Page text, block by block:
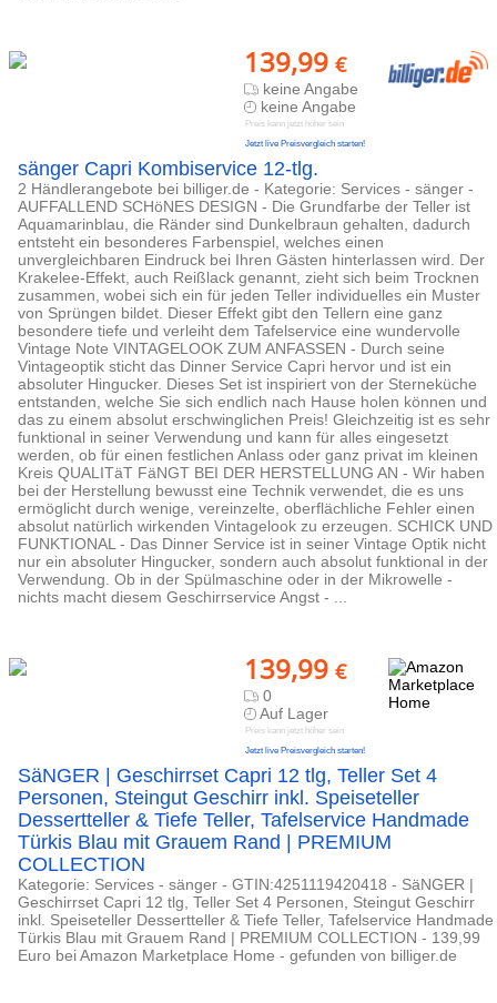
139,99 €
keine Angabe
keine Angabe
Preis kann jetzt höher sein
Jetzt live Preisvergleich starten!
sänger Capri Kombiservice 12-tlg.
2 Händlerangebote bei billiger.de - Kategorie: Services - sänger -
AUFFALLEND SCHöNES DESIGN - Die Grundfarbe der Teller ist
Aquamarinblau, die Ränder sind Dunkelbraun gehalten, dadurch
entsteht ein besonderes Farbenspiel, welches einen
unvergleichbaren Eindruck bei Ihren Gästen hinterlassen wird. Der
Krakelee-Effekt, auch Reißlack genannt, zieht sich beim Trocknen
zusammen, wobei sich ein für jeden Teller individuelles ein Muster
von Sprüngen bildet. Dieser Effekt gibt den Tellern eine ganz
besondere tiefe und verleiht dem Tafelservice eine wundervolle
Vintage Note VINTAGELOOK ZUM ANFASSEN - Durch seine
Vintageoptik sticht das Dinner Service Capri hervor und ist ein
absoluter Hingucker. Dieses Set ist inspiriert von der Sterneküche
entstanden, welche Sie sich endlich nach Hause holen können und
das zu einem absolut erschwinglichen Preis! Gleichzeitig ist es sehr
funktional in seiner Verwendung und kann für alles eingesetzt
werden, ob für einen festlichen Anlass oder ganz privat im kleinen
Kreis QUALITäT FäNGT BEI DER HERSTELLUNG AN - Wir haben
bei der Herstellung bewusst eine Technik verwendet, die es uns
ermöglicht durch wenige, vereinzelte, oberflächliche Fehler einen
absolut natürlich wirkenden Vintagelook zu erzeugen. SCHICK UND
FUNKTIONAL - Das Dinner Service ist in seiner Vintage Optik nicht
nur ein absoluter Hingucker, sondern auch absolut funktional in der
Verwendung. Ob in der Spülmaschine oder in der Mikrowelle -
nichts macht diesem Geschirrservice Angst - ...
139,99 €
0
Auf Lager
Preis kann jetzt höher sein
Jetzt live Preisvergleich starten!
SäNGER | Geschirrset Capri 12 tlg, Teller Set 4
Personen, Steingut Geschirr inkl. Speiseteller
Dessertteller & Tiefe Teller, Tafelservice Handmade
Türkis Blau mit Grauem Rand | PREMIUM
COLLECTION
Kategorie: Services - sänger - GTIN:4251119420418 - SäNGER |
Geschirrset Capri 12 tlg, Teller Set 4 Personen, Steingut Geschirr
inkl. Speiseteller Dessertteller & Tiefe Teller, Tafelservice Handmade
Türkis Blau mit Grauem Rand | PREMIUM COLLECTION - 139,99
Euro bei Amazon Marketplace Home - gefunden von billiger.de